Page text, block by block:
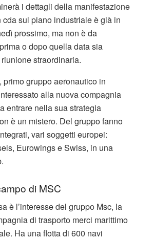
i dettagli della manifestazione
cda sul piano industriale è già in
prossimo, ma non è da
o dopo quella data sia
straordinaria.
primo gruppo aeronautico in
alla nuova compagnia
entrare nella sua strategia
è un mistero. Del gruppo fanno
vari soggetti europei:
Eurowings e Swiss, in una
di MSC
è l’interesse del gruppo Msc, la
di trasporto merci marittimo
Ha una flotta di 600 navi